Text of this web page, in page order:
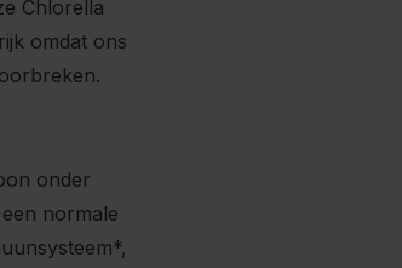
Chlorella
omdat ons
onder
normale